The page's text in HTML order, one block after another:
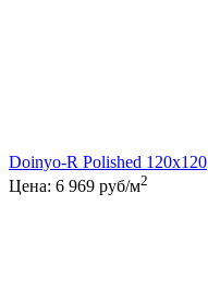
Doinyo-R Polished 120x120
Цена: 6 969 руб/м2